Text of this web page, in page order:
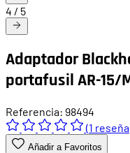
4 / 5
Adaptador
portafusil AR-15/
Referencia: 98494
(1
Añadir a Favoritos